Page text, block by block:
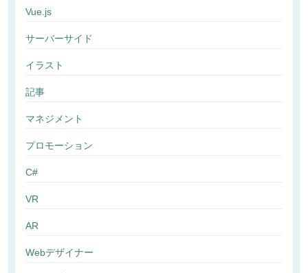
Vue.js
サーバーサイド
イラスト
記事
マネジメント
プロモーション
C#
VR
AR
Webデザイナー